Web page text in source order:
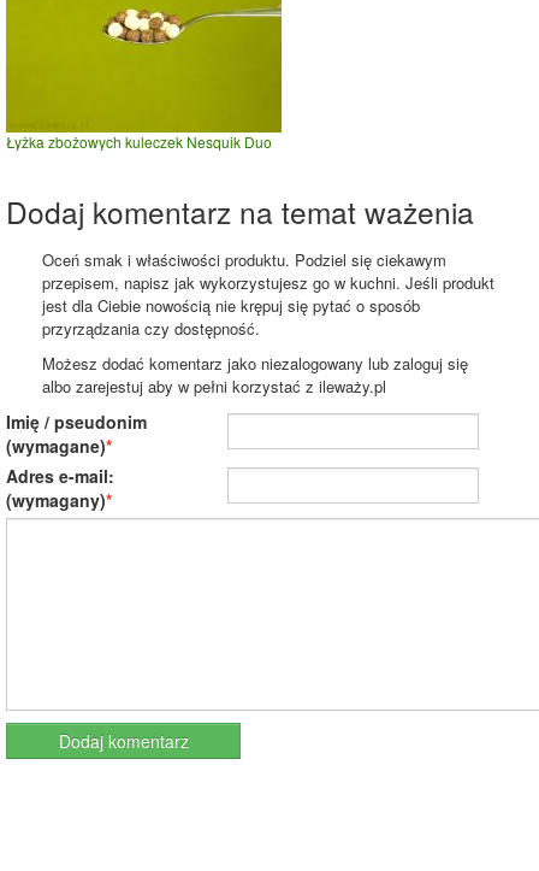
Łyżka zbożowych kuleczek Nesquik Duo
Dodaj komentarz na temat ważenia
Oceń smak i właściwości produktu. Podziel się ciekawym
przepisem, napisz jak wykorzystujesz go w kuchni. Jeśli produkt
jest dla Ciebie nowością nie krępuj się pytać o sposób
przyrządzania czy dostępność.
Możesz dodać komentarz jako niezalogowany lub zaloguj się
albo zarejestuj aby w pełni korzystać z ileważy.pl
Imię / pseudonim
(wymagane)
Adres e-mail:
(wymagany)